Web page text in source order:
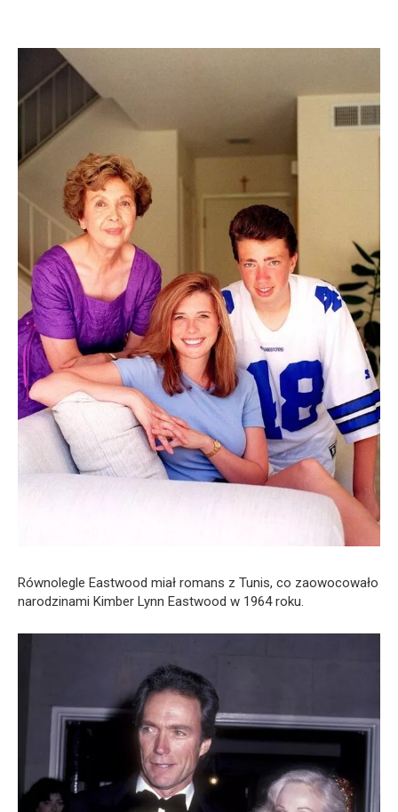
Równolegle Eastwood miał romans z Tunis, co zaowocowało
narodzinami Kimber Lynn Eastwood w 1964 roku.